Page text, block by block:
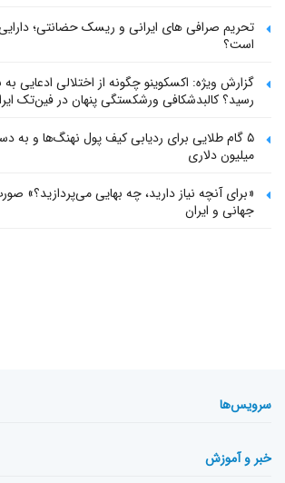
تحریم صرافی های ایرانی و ریسک حضانتی؛
است؟
گزارش ویژه: اکسکوینو چگونه از اختلالی ادعایی
رسید؟ کالبدشکافی ورشکستگی پنهان در فین‌تک
۵ گام طلایی برای ردیابی کیف پول‌ نهنگ‌ها و به
میلیون دلاری
«برای آنچه نیاز دارید، چه بهایی می‌پردازید؟»
جهانی و ایران
سرویس‌ها
خبر و آموزش